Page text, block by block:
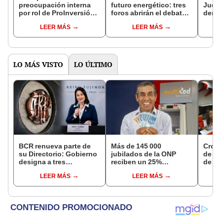
preocupación interna
por rol de ProInversión y
laboralesLEER MÁS
futuro energético: tres
foros abrirán el debate
energías renovables
LEER MÁS
LO MÁS VISTO LO ÚLTIMO
BCR renueva parte de
su Directorio: Gobierno
designa a tres
EjecutivoLEER MÁS
Más de 145 000
jubilados de la ONP
reciben un 25%
en agostoLEER MÁS
de
de